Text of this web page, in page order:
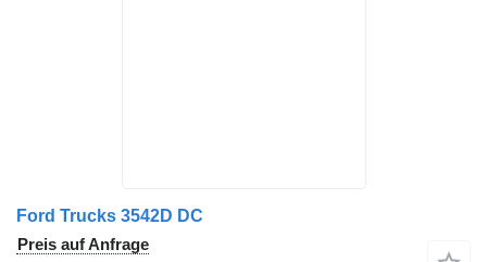
Ford Trucks 3542D DC
Preis auf Anfrage